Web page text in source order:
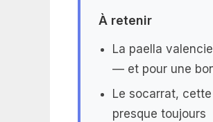
À retenir
La paella
— et pour une
Le socarrat,
presque toujours